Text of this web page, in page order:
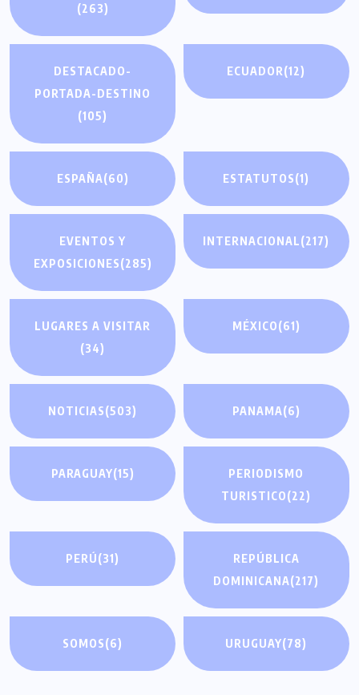
(263)
DESTACADO-
PORTADA-DESTINO
(105)
ECUADOR(12)
ESPAÑA(60) ESTATUTOS(1)
EVENTOS Y
EXPOSICIONES(285)
INTERNACIONAL(217)
LUGARES A VISITAR
(34)
MÉXICO(61)
NOTICIAS(503) PANAMA(6)
PARAGUAY(15)
PERIODISMO
TURISTICO(22)
PERÚ(31)
REPÚBLICA
DOMINICANA(217)
SOMOS(6) URUGUAY(78)